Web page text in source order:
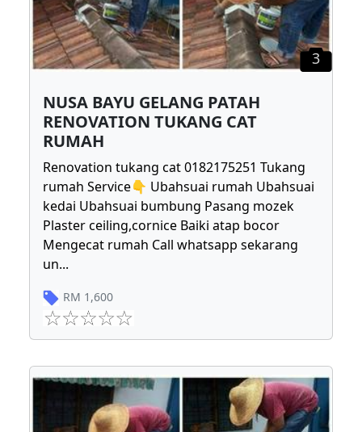
3
NUSA BAYU GELANG PATAH
RENOVATION TUKANG CAT
RUMAH
Renovation tukang cat 0182175251 Tukang
rumah Service👇 Ubahsuai rumah Ubahsuai
kedai Ubahsuai bumbung Pasang mozek
Plaster ceiling,cornice Baiki atap bocor
Mengecat rumah Call whatsapp sekarang
un...
RM 1,600